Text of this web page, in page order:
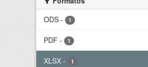
ODS - 1
PDF - 1
XLSX - 1